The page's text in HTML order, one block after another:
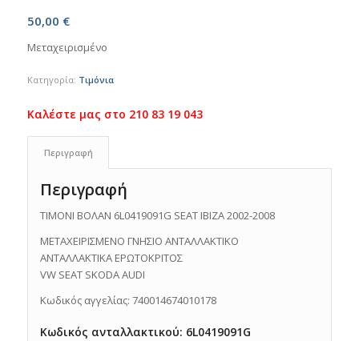
50,00 €
Μεταχειρισμένο
Κατηγορία: Τιμόνια
Περιγραφή
Περιγραφή
ΤΙΜΟΝΙ ΒΟΛΑΝ 6L0419091G SEAT IBIZA 2002-2008
ΜΕΤΑΧΕΙΡΙΣΜΕΝΟ ΓΝΗΣΙΟ ΑΝΤΑΛΛΑΚΤΙΚO
ΑΝΤΑΛΛΑΚΤΙΚΑ ΕΡΩΤΟΚΡΙΤΟΣ
VW SEAT SKODA AUDI
Κωδικός αγγελίας: 740014674010178
Κωδικός ανταλλακτικού: 6L0419091G